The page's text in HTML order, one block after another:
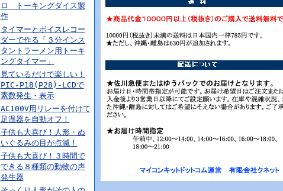
ロ トーキングダイス製
作
タイマーとボイスレコー
ダーで作る「３分インス
タントラーメン用トーキ
ングタイマー」
見ているだけで楽しい！
PIC-P18(P28)-LCDで
素数発生・表示
AC100V用リレーを付けて
足温器を自動オフ！
子供も大喜び！人形・ぬ
いぐるみの目が点滅！
子供も大喜び！３時間で
できる８種類の動物の声
発生器